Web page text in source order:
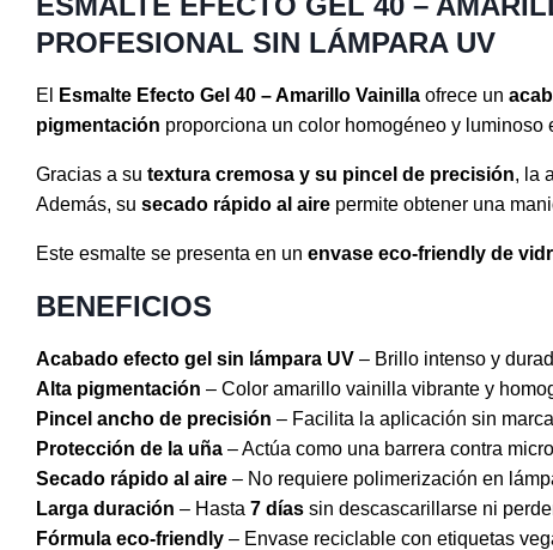
PROFESIONAL SIN LÁMPARA UV
El Esmalte Efecto Gel 40 – Amarillo Vainilla ofrece un
pigmentación proporciona un color homogéneo y luminoso
Gracias a su textura cremosa y su pincel de precisión, la
Además, su secado rápido al aire permite obtener una
Este esmalte se presenta en un envase eco-friendly de
BENEFICIOS
Acabado efecto gel sin lámpara UV – Brillo intenso y
Alta pigmentación – Color amarillo vainilla vibrante y
Pincel ancho de precisión – Facilita la aplicación sin
Protección de la uña – Actúa como una barrera contra
Secado rápido al aire – No requiere polimerización en
Larga duración – Hasta 7 días sin descascarillarse ni
Fórmula eco-friendly – Envase reciclable con etiquetas